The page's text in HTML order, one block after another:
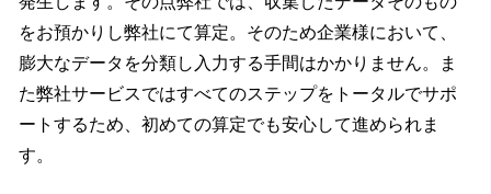
をお預かりし弊社にて算定。そのため企業様において、
膨大なデータを分類し入力する手間はかかりません。ま
た弊社サービスではすべてのステップをトータルでサポ
ートするため、初めての算定でも安心して進められま
す。